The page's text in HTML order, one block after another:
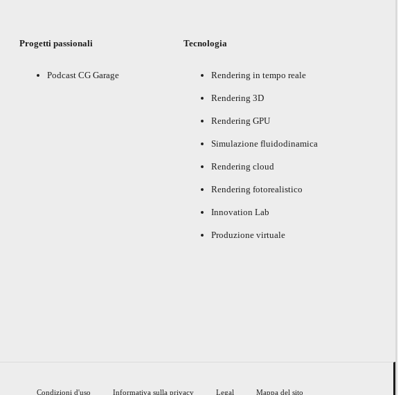
Progetti passionali
Podcast CG Garage
Tecnologia
Rendering in tempo reale
Rendering 3D
Rendering GPU
Simulazione fluidodinamica
Rendering cloud
Rendering fotorealistico
Innovation Lab
Produzione virtuale
Condizioni d'uso Informativa sulla privacy Legal Mappa del sito